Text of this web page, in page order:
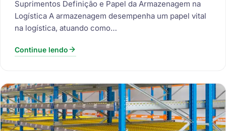
Suprimentos Definição e Papel da Armazenagem na
Logística A armazenagem desempenha um papel vital
na logística, atuando como…
Continue lendo